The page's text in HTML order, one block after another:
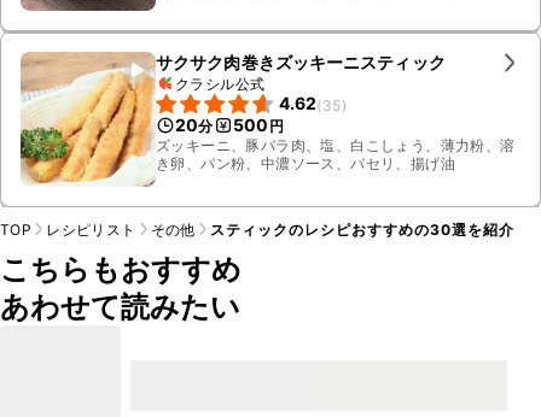
サクサク肉巻きズッキーニスティック
クラシル公式
4.62(35)
20分 500 円
ズッキーニ、豚バラ肉、塩、白こしょう、薄力粉、溶
き卵、パン粉、中濃ソース、パセリ、揚げ油
TOP レシピリスト その他 スティックのレシピおすすめの30選を紹介
こちらもおすすめ
あわせて読みたい